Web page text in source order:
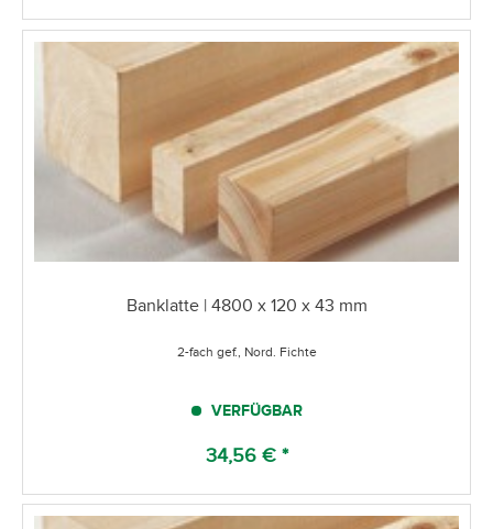
Banklatte | 4800 x 120 x 43 mm
2-fach gef., Nord. Fichte
VERFÜGBAR
34,56 € *